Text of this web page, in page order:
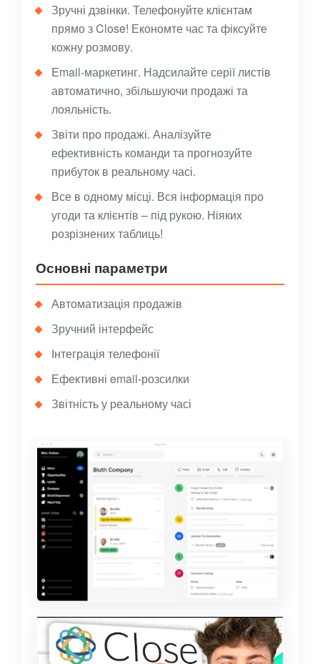
Зручні дзвінки. Телефонуйте клієнтам
прямо з Close! Економте час та фіксуйте
кожну розмову.
Email-маркетинг. Надсилайте серії листів
автоматично, збільшуючи продажі та
лояльність.
Звіти про продажі. Аналізуйте
ефективність команди та прогнозуйте
прибуток в реальному часі.
Все в одному місці. Вся інформація про
угоди та клієнтів – під рукою. Ніяких
розрізнених таблиць!
Основні параметри
Автоматизація продажів
Зручний інтерфейс
Інтеграція телефонії
Ефективні email-розсилки
Звітність у реальному часі